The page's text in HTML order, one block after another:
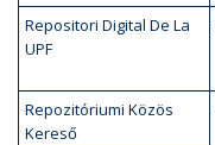
Repositori Digital De La
UPF
Repozitóriumi Közös
Kereső